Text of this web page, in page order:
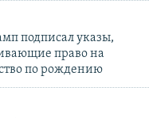
подписал указы,
право на
по рождению